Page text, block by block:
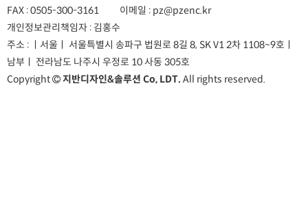
FAX :0505-300-3161 이메일 : pz@pzenc.kr
개인정보관리책임자 : 김홍수
주소 : ㅣ서울ㅣ 서울특별시 송파구 법원로 8길 8, SK V1 2차 1108~9호 ㅣ
남부ㅣ 전라남도 나주시 우정로 10 사동 305호
Copyright
지반디자인&솔루션 Co, LDT. All rights reserved.